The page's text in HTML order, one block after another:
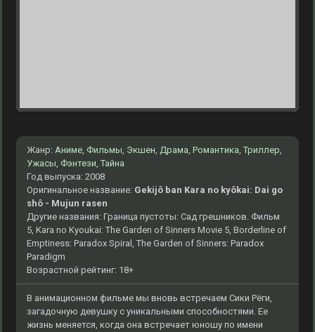
Жанр: Аниме, Фильмы, Экшен, Драма, Романтика, Триллер,
Ужасы, Фэнтези, Тайна
Год выпуска: 2008
Оригинальное название: Gekijô ban Kara no kyôkai: Dai go
shô - Mujun rasen
Другие названия: Граница пустоты: Сад грешников. Фильм
5, Kara no Kyoukai: The Garden of Sinners Movie 5, Borderline of
Emptiness: Paradox Spiral, The Garden of Sinners: Paradox
Paradigm
Возрастной рейтинг: 18+
В анимационном фильме мы вновь встречаем Сики Рёги,
загадочную девушку с уникальными способностями. Ее
жизнь меняется, когда она встречает юношу по имени